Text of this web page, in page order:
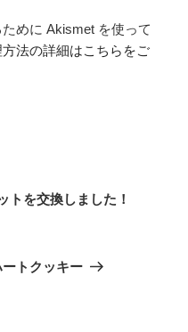
めに Akismet を使って
法の詳細はこちらをご
トを交換しました！
ートクッキー